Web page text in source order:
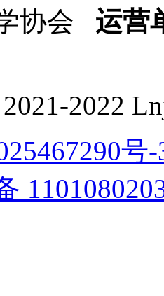
协会 运营
2022
号-